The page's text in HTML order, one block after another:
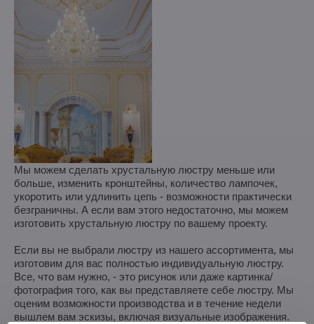
Мы можем сделать хрустальную люстру меньше или
больше, изменить кронштейны, количество лампочек,
укоротить или удлинить цепь - возможности практически
безграничны. А если вам этого недостаточно, мы можем
изготовить хрустальную люстру по вашему проекту.
Если вы не выбрали люстру из нашего ассортимента, мы
изготовим для вас полностью индивидуальную люстру.
Все, что вам нужно, - это рисунок или даже картинка/
фотография того, как вы представляете себе люстру. Мы
оценим возможности производства и в течение недели
вышлем вам эскизы, включая визуальные изображения.